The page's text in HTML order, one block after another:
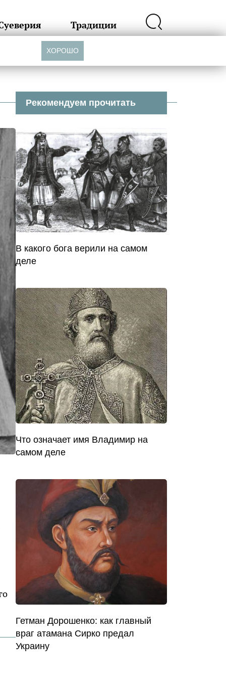
Традиции
Рекомендуем прочитать
В какого бога верили на самом
деле
Что означает имя Владимир на
самом деле
Гетман Дорошенко: как главный
враг атамана Сирко предал
Украину
ХОРОШО